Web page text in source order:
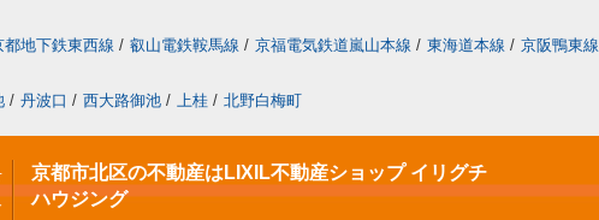
都地下鉄東西線 / 叡山電鉄鞍馬線 / 京福電気鉄道嵐山本線 / 東海道本線 / 京阪鴨東線
/ 丹波口 / 西大路御池 / 上桂 / 北野白梅町
京都市北区の不動産はLIXIL不動産ショップ イリグチ
ハウジング